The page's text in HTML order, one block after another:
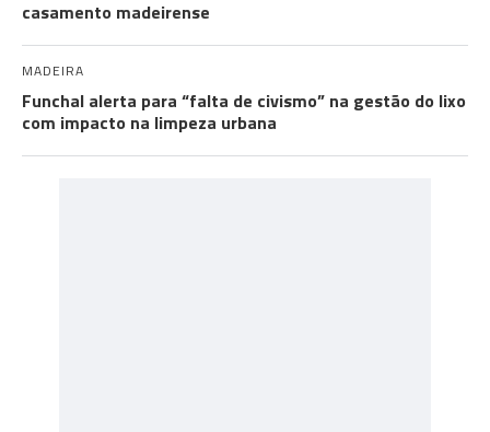
casamento madeirense
MADEIRA
Funchal alerta para “falta de civismo” na gestão do lixo
com impacto na limpeza urbana